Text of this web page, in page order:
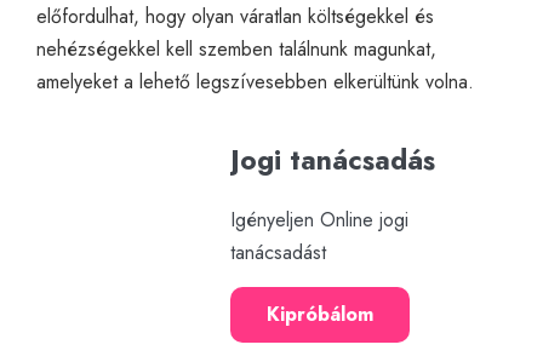
előfordulhat, hogy olyan váratlan költségekkel és
nehézségekkel kell szemben találnunk magunkat,
amelyeket a lehető legszívesebben elkerültünk volna.
Jogi tanácsadás
Igényeljen Online jogi
tanácsadást
Kipróbálom